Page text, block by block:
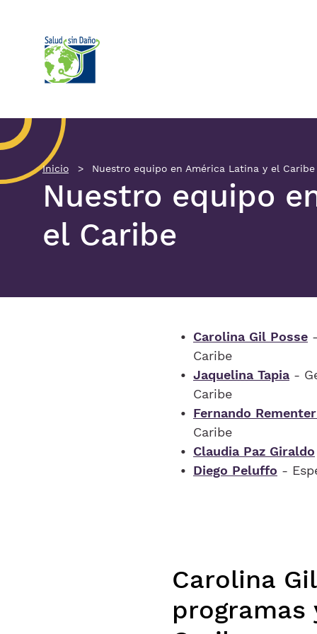
Inicio Nuestro equipo en América Latina y el Caribe
Nuestro equipo
el Caribe
Carolina Gil Posse
Caribe
Jaquelina Tapia -
Caribe
Fernando
Caribe
Claudia Paz Giraldo
Diego Peluffo -
Carolina
programas